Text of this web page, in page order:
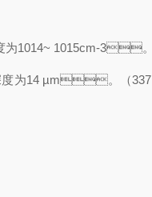
度为1014~ 1015cm-3。
透深度为14 µm。（